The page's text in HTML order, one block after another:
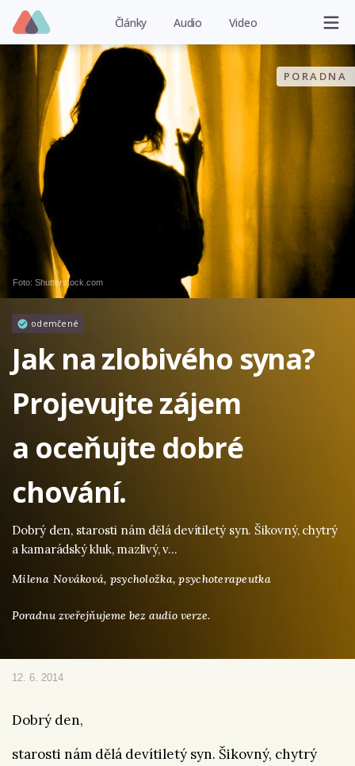
Články Audio Video
PORADNA
Foto: Shutterstock.com
odemčené
Jak na zlobivého syna?
Projevujte zájem
a oceňujte dobré
chování.
Dobrý den, starosti nám dělá devítiletý syn. Šikovný, chytrý
a kamarádský kluk, mazlivý, v…
Milena Nováková, psycholožka, psychoterapeutka
Poradnu zveřejňujeme bez audio verze.
12. 6. 2014
Dobrý den,
starosti nám dělá devítiletý syn. Šikovný, chytrý